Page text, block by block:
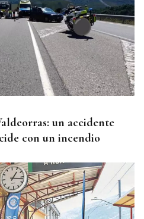
un accidente
con un incendio